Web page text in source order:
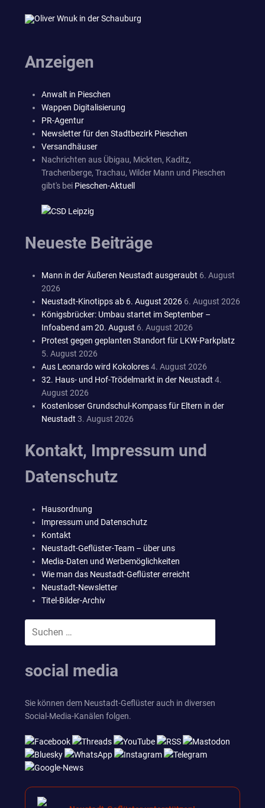
Anzeigen
Anwalt in Pieschen
Wappen Digitalisierung
PR-Agentur
Newsletter für den Stadtbezirk Pieschen
Versandhäuser
Nachrichten aus Übigau, Mickten, Kaditz,
Trachenberge, Trachau, Wilder Mann und Pieschen
gibt's bei Pieschen-Aktuell
Neueste Beiträge
Mann in der Äußeren Neustadt ausgeraubt 6. August
2026
Neustadt-Kinotipps ab 6. August 2026 6. August 2026
Königsbrücker: Umbau startet im September –
Infoabend am 20. August 6. August 2026
Protest gegen geplanten Standort für LKW-Parkplatz
5. August 2026
Aus Leonardo wird Kokolores4. August 2026
32. Haus- und Hof-Trödelmarkt in der Neustadt 4.
August 2026
Kostenloser Grundschul-Kompass für Eltern in der
Neustadt 3. August 2026
Kontakt, Impressum und
Datenschutz
Hausordnung
Impressum und Datenschutz
Kontakt
Neustadt-Geflüster-Team – über uns
Media-Daten und Werbemöglichkeiten
Wie man das Neustadt-Geflüster erreicht
Neustadt-Newsletter
Titel-Bilder-Archiv
Suchen
social media
Sie können dem Neustadt-Geflüster auch in diversen
Social-Media-Kanälen folgen.